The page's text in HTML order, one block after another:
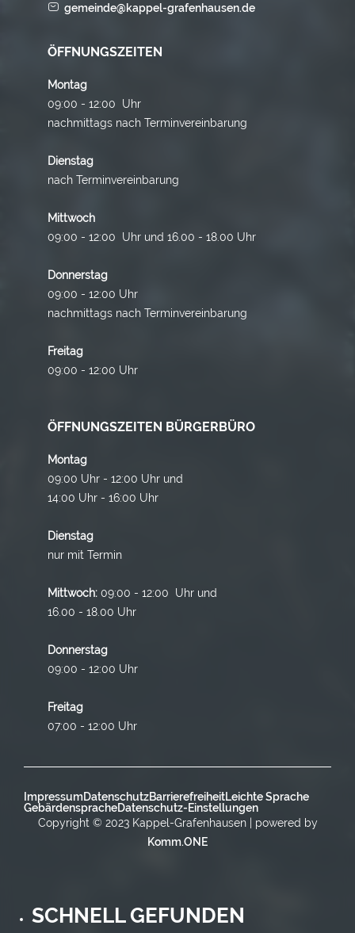
gemeinde@kappel-grafenhausen.de
ÖFFNUNGSZEITEN
Montag
09:00 - 12:00 Uhr
nachmittags nach Terminvereinbarung
Dienstag
nach Terminvereinbarung
Mittwoch
09:00 - 12:00 Uhr und 16.00 - 18.00 Uhr
Donnerstag
09:00 - 12:00 Uhr
nachmittags nach Terminvereinbarung
Freitag
09:00 - 12:00 Uhr
ÖFFNUNGSZEITEN BÜRGERBÜRO
Montag
09:00 Uhr - 12:00 Uhr und
14:00 Uhr - 16:00 Uhr
Dienstag
nur mit Termin
Mittwoch: 09:00 - 12:00 Uhr und
16.00 - 18.00 Uhr
Donnerstag
09:00 - 12:00 Uhr
Freitag
07:00 - 12:00 Uhr
ImpressumDatenschutzBarrierefreiheitLeichte Sprache
GebärdenspracheDatenschutz-Einstellungen
Copyright © 2023 Kappel-Grafenhausen | powered by
Komm.ONE
SCHNELL GEFUNDEN